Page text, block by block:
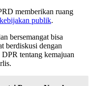
memberikan ruang
kebijakan publik.
bersemangat bisa
berdiskusi dengan
tentang kemajuan